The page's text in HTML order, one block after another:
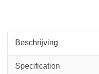
Beschrijving
Specification